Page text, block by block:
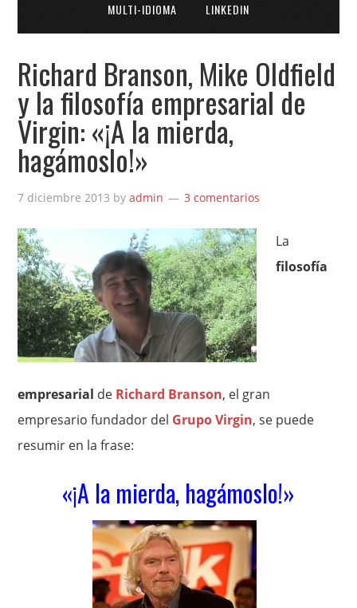
MULTI-IDIOMA LINKEDIN
Richard Branson, Mike Oldfield
y la filosofía empresarial de
Virgin: «¡A la mierda,
hagámoslo!»
7 diciembre 2013 byadmin 3 comentarios
La
filosofía
empresarial de Richard Branson, el gran
empresario fundador del Grupo Virgin, se puede
resumir en la frase:
«¡A la mierda, hagámoslo!»